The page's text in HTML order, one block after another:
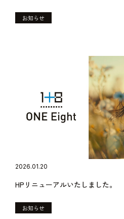
お知らせ
2026.01.20
HPリニューアルいたしました。
お知らせ